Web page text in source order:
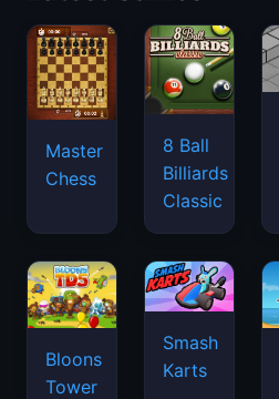
Master
Chess
8 Ball
Billiards
Classic
Bloons
Tower
Smash
Karts